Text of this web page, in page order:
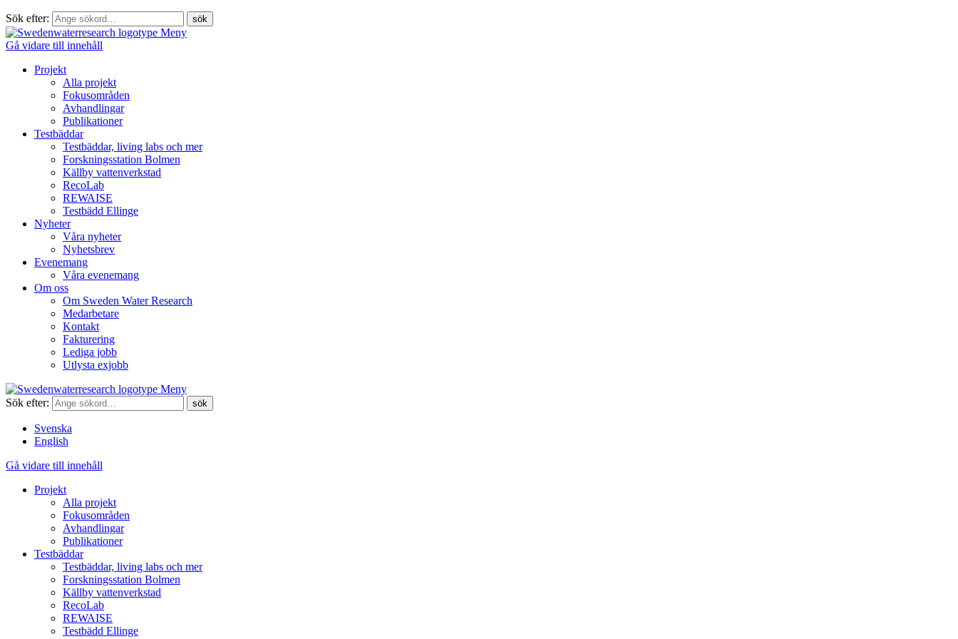
Sök efter:
Meny
Gå vidare till innehåll
Projekt
Alla projekt
Fokusområden
Avhandlingar
Publikationer
Testbäddar
Testbäddar, living labs och mer
Forskningsstation Bolmen
Källby vattenverkstad
RecoLab
REWAISE
Testbädd Ellinge
Nyheter
Våra nyheter
Nyhetsbrev
Evenemang
Våra evenemang
Om oss
Om Sweden Water Research
Medarbetare
Kontakt
Fakturering
Lediga jobb
Utlysta exjobb
Meny
Sök efter:
Svenska
English
Gå vidare till innehåll
Projekt
Alla projekt
Fokusområden
Avhandlingar
Publikationer
Testbäddar
Testbäddar, living labs och mer
Forskningsstation Bolmen
Källby vattenverkstad
RecoLab
REWAISE
Testbädd Ellinge